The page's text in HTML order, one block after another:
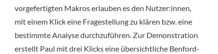
vorgefertigten Makros erlauben es den Nutzer:innen,
mit einem Klick eine Fragestellung zu klären bzw. eine
bestimmte Analyse durchzuführen. Zur Demonstration
erstellt Paul mit drei Klicks eine übersichtliche Benford-